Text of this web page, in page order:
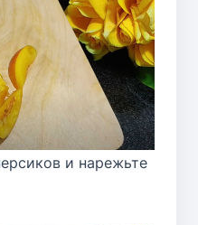
и нарежьте